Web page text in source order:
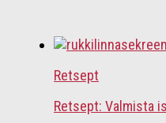
Retsept
Retsept: Valmista